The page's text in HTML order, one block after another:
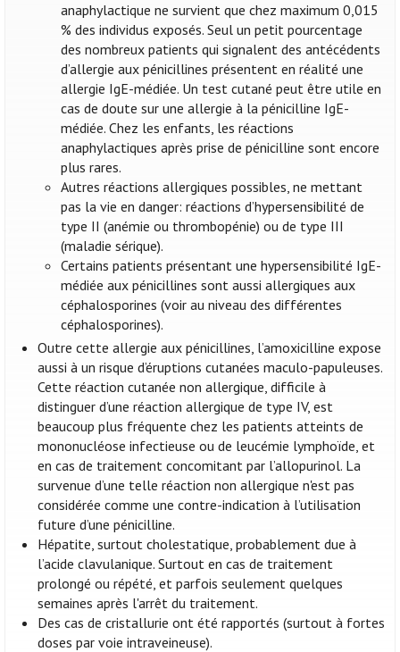
anaphylactique ne survient que chez maximum 0,015
% des individus exposés. Seul un petit pourcentage
des nombreux patients qui signalent des antécédents
d’allergie aux pénicillines présentent en réalité une
allergie IgE-médiée. Un test cutané peut être utile en
cas de doute sur une allergie à la pénicilline IgE-
médiée. Chez les enfants, les réactions
anaphylactiques après prise de pénicilline sont encore
plus rares.
Autres réactions allergiques possibles, ne mettant
pas la vie en danger: réactions d’hypersensibilité de
type II (anémie ou thrombopénie) ou de type III
(maladie sérique).
Certains patients présentant une hypersensibilité IgE-
médiée aux pénicillines sont aussi allergiques aux
céphalosporines (voir au niveau des différentes
céphalosporines).
Outre cette allergie aux pénicillines, l’amoxicilline expose
aussi à un risque d’éruptions cutanées maculo-papuleuses.
Cette réaction cutanée non allergique, difficile à
distinguer d’une réaction allergique de type IV, est
beaucoup plus fréquente chez les patients atteints de
mononucléose infectieuse ou de leucémie lymphoïde, et
en cas de traitement concomitant par l’allopurinol. La
survenue d’une telle réaction non allergique n'est pas
considérée comme une contre-indication à l’utilisation
future d’une pénicilline.
Hépatite, surtout cholestatique, probablement due à
l’acide clavulanique. Surtout en cas de traitement
prolongé ou répété, et parfois seulement quelques
semaines après l'arrêt du traitement.
Des cas de cristallurie ont été rapportés (surtout à fortes
doses par voie intraveineuse).